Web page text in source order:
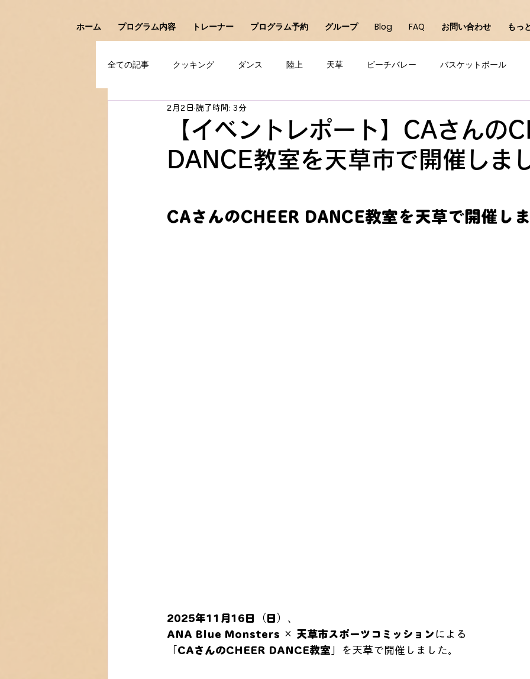
ホーム プログラム内容 トレーナー プログラム予約 グループ Blog FAQ お問い合わせ もっ
全ての記事 クッキング ダンス 陸上 天草 ビーチバレー バスケットボール
アイスホッケー フェンシング
【イベントレポート】CAさんの
DANCE教室を天草市で開催しま
2月2日 読了時間: 3分
CAさんのCHEER DANCE教室を天草で開催し
2025年11月16日（日） 、
ANA Blue Monsters × 天草市スポーツコミッション による
「CAさんのCHEER DANCE教室」
を天草で開催しました。